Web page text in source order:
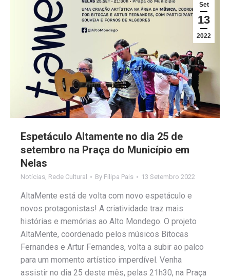
Set
13
2022
Espetáculo Altamente no dia 25 de
setembro na Praça do Município em
Nelas
Notícias Rede Cultural By Filipa Pais 13 Setembro 2022
AltaMente está de volta com novo espetáculo e
novos protagonistas! A criatividade traz mais
histórias e memórias ao Alto Mondego. O projeto
AltaMente, coordenado pelos músicos Bitocas
Fernandes e Artur Fernandes, volta a subir ao palco
para um momento artístico imperdível. Venha
assistir no dia 25 deste mês, pelas 21h30, na Praça